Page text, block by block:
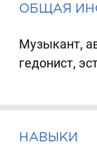
ОБЩАЯ
Музыкант,
гедонист,
НАВЫКИ